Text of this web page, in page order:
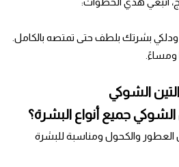
بشرتك بلطف حتى تمتصه بالكامل.
ومساءً.
الشوكي
جميع أنواع البشرة؟
العطور والكحول ومناسبة للبشرة